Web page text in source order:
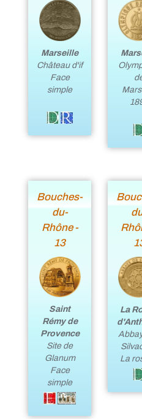
Marseille
Château d'if
Face
simple
Bouches-
du-
Rhône -
13
Saint
Rémy de
Provence
Site de
Glanum
Face
simple
La
La